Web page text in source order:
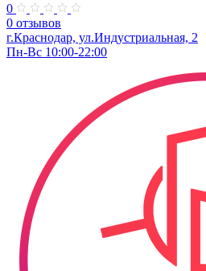
0
0 отзывов
г.Краснодар, ул.Индустриальная, 2
Пн-Вс 10:00-22:00